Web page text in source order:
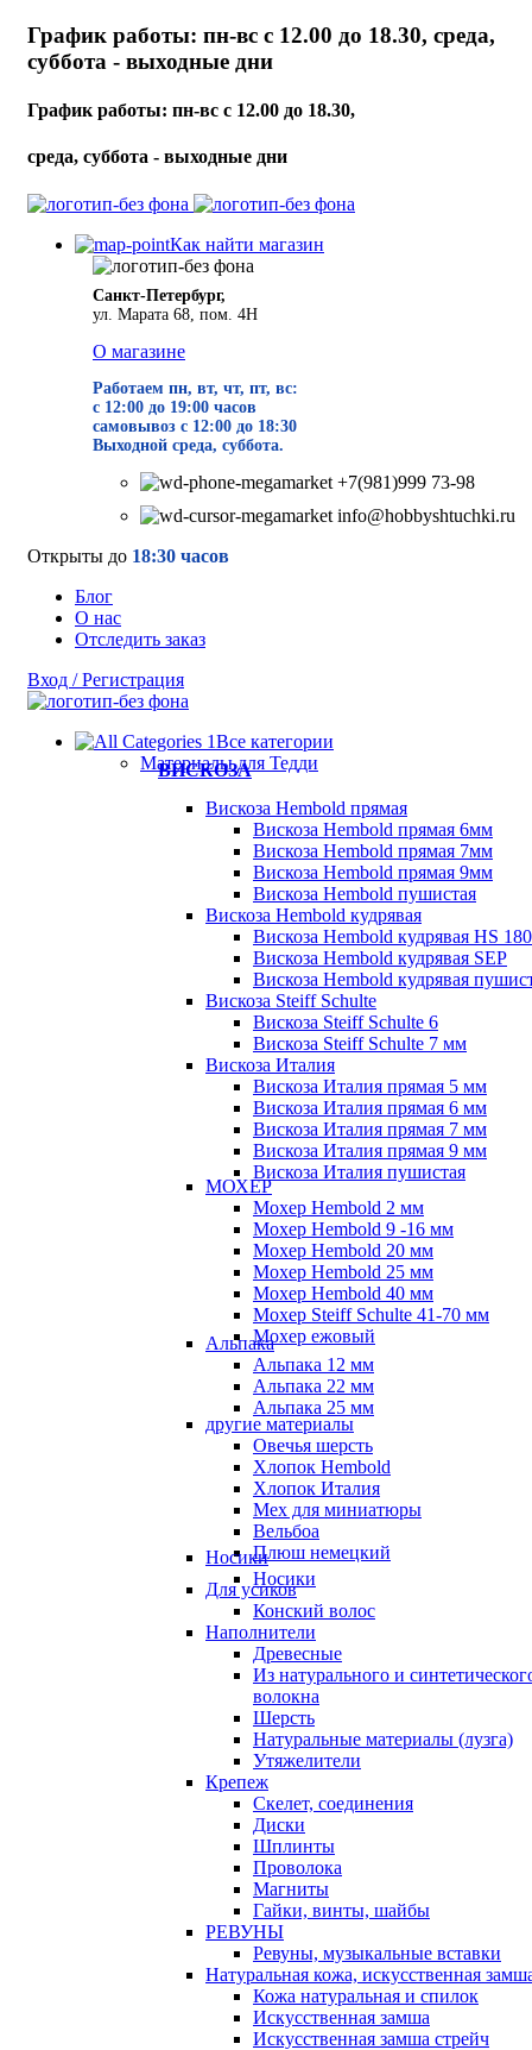
График работы: пн-вс с 12.00 до 18.30, среда,
суббота - выходные дни
График работы: пн-вс с 12.00 до 18.30,
среда, суббота - выходные дни
Как найти магазин
Санкт-Петербург,
ул. Марата 68, пом. 4Н
О магазине
Работаем пн, вт, чт, пт, вс:
с 12:00 до 19:00 часов
самовывоз с 12:00 до 18:30
Выходной среда, суббота.
+7(981)999 73-98
info@hobbyshtuchki.ru
Открыты до 18:30 часов
Блог
О нас
Отследить заказ
Вход / Регистрация
Все категории
Материалы для Тедди
ВИСКОЗА
Вискоза Hembold прямая
Вискоза Hembold прямая 6мм
Вискоза Hembold прямая 7мм
Вискоза Hembold прямая 9мм
Вискоза Hembold пушистая
Вискоза Hembold кудрявая
Вискоза Hembold кудрявая HS 180
Вискоза Hembold кудрявая SEP
Вискоза Hembold кудрявая
Вискоза Steiff Schulte
Вискоза Steiff Schulte 6
Вискоза Steiff Schulte 7 мм
Вискоза Италия
Вискоза Италия прямая 5 мм
Вискоза Италия прямая 6 мм
Вискоза Италия прямая 7 мм
Вискоза Италия прямая 9 мм
Вискоза Италия пушистая
МОХЕР
Мохер Hembold 2 мм
Мохер Hembold 9 -16 мм
Мохер Hembold 20 мм
Мохер Hembold 25 мм
Мохер Hembold 40 мм
Мохер Steiff Schulte 41-70 мм
Мохер ежовый
Альпака
Альпака 12 мм
Альпака 22 мм
Альпака 25 мм
другие материалы
Овечья шерсть
Хлопок Hembold
Хлопок Италия
Мех для миниатюры
Вельбоа
Плюш немецкий
Носики
Носики
Для усиков
Конский волос
Наполнители
Древесные
Из натурального и
волокна
Шерсть
Натуральные материалы (лузга)
Утяжелители
Крепеж
Скелет, соединения
Диски
Шплинты
Проволока
Магниты
Гайки, винты, шайбы
РЕВУНЫ
Ревуны, музыкальные вставки
Натуральная кожа, искусственная
Кожа натуральная и спилок
Искусственная замша
Искусственная замша стрейч